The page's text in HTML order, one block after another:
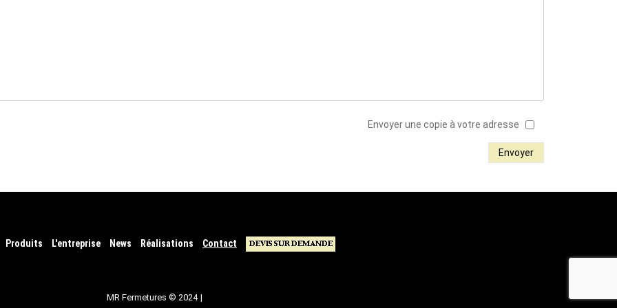
Envoyer une copie à votre adresse
Envoyer
Produits L'entreprise News Réalisations Contact
MR Fermetures © 2024